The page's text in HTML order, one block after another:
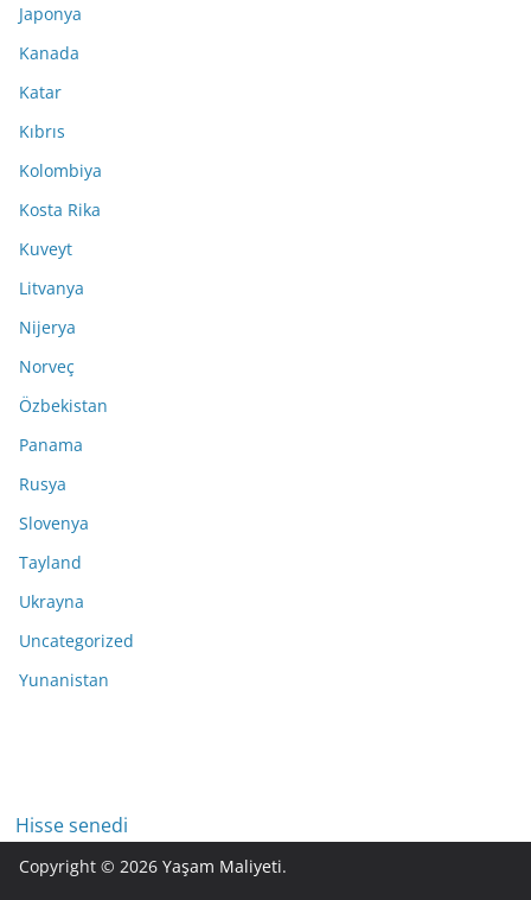
Japonya
Kanada
Katar
Kıbrıs
Kolombiya
Kosta Rika
Kuveyt
Litvanya
Nijerya
Norveç
Özbekistan
Panama
Rusya
Slovenya
Tayland
Ukrayna
Uncategorized
Yunanistan
Hisse senedi
Copyright © 2026 Yaşam Maliyeti.